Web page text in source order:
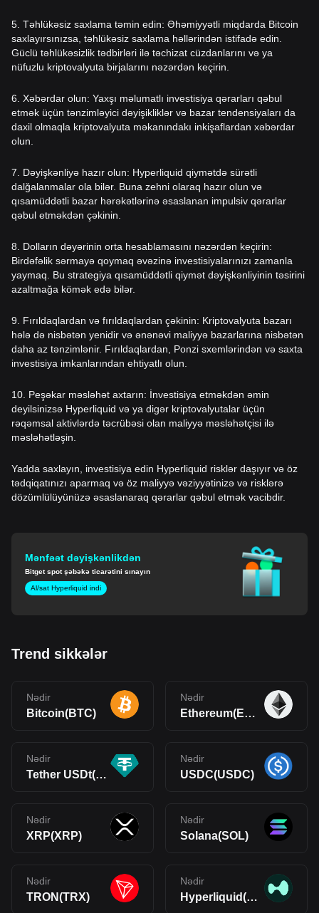
5. Təhlükəsiz saxlama təmin edin: Əhəmiyyətli miqdarda Bitcoin
saxlayırsınızsa, təhlükəsiz saxlama həllərindən istifadə edin.
Güclü təhlükəsizlik tədbirləri ilə təchizat cüzdanlarını və ya
nüfuzlu kriptovalyuta birjalarını nəzərdən keçirin.
6. Xəbərdar olun: Yaxşı məlumatlı investisiya qərarları qəbul
etmək üçün tənzimləyici dəyişikliklər və bazar tendensiyaları da
daxil olmaqla kriptovalyuta məkanındakı inkişaflardan xəbərdar
olun.
7. Dəyişkənliyə hazır olun: Hyperliquid qiymətdə sürətli
dalğalanmalar ola bilər. Buna zehni olaraq hazır olun və
qısamüddətli bazar hərəkətlərinə əsaslanan impulsiv qərarlar
qəbul etməkdən çəkinin.
8. Dolların dəyərinin orta hesablamasını nəzərdən keçirin:
Birdəfəlik sərmayə qoymaq əvəzinə investisiyalarınızı zamanla
yaymaq. Bu strategiya qısamüddətli qiymət dəyişkənliyinin təsirini
azaltmağa kömək edə bilər.
9. Fırıldaqlardan və fırıldaqlardan çəkinin: Kriptovalyuta bazarı
hələ də nisbətən yenidir və ənənəvi maliyyə bazarlarına nisbətən
daha az tənzimlənir. Fırıldaqlardan, Ponzi sxemlərindən və saxta
investisiya imkanlarından ehtiyatlı olun.
10. Peşəkar məsləhət axtarın: İnvestisiya etməkdən əmin
deyilsinizsə Hyperliquid və ya digər kriptovalyutalar üçün
rəqəmsal aktivlərdə təcrübəsi olan maliyyə məsləhətçisi ilə
məsləhətləşin.
Yadda saxlayın, investisiya edin Hyperliquid risklər daşıyır və öz
tədqiqatınızı aparmaq və öz maliyyə vəziyyətinizə və risklərə
dözümlülüyünüzə əsaslanaraq qərarlar qəbul etmək vacibdir.
Mənfəətdəyişkənlikdən
Bitget spot şəbəkə ticarətini sınayın
Al/sat Hyperliquid indi
Trend sikkələr
Nədir
Bitcoin(BTC)
Nədir
Ethereum(ETH)
Nədir
Tether USDt(USDT)
Nədir
USDC(USDC)
Nədir
XRP(XRP)
Nədir
Solana(SOL)
Nədir
TRON(TRX)
Nədir
Hyperliquid(HYPE)